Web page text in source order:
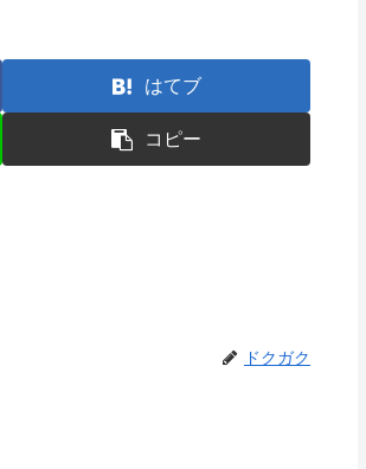
はてブ
コピー
ドクガク